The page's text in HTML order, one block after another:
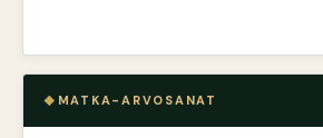
MATKA-ARVOSANAT